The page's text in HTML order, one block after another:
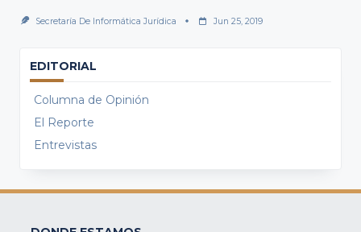
Secretaría De Informática Jurídica Jun 25, 2019
EDITORIAL
Columna de Opinión
El Reporte
Entrevistas